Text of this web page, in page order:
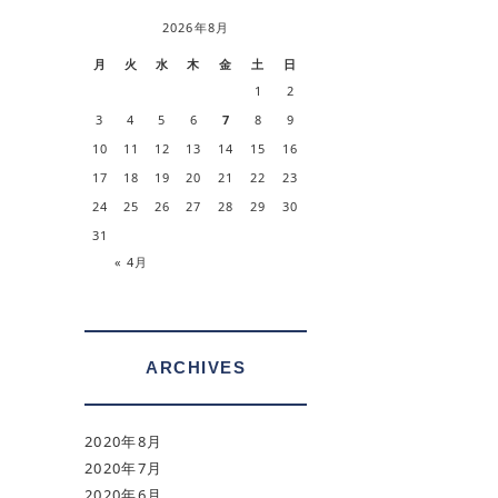
2026年8月
月 火 水 木 金 土 日
« 4月
1
2
3
4 5 6 7 8
9
10
11 12 13 14 15
16
17
18 19 20 21 22
23
24
25 26 27 28 29
30
31
ARCHIVES
2020年8月
2020年7月